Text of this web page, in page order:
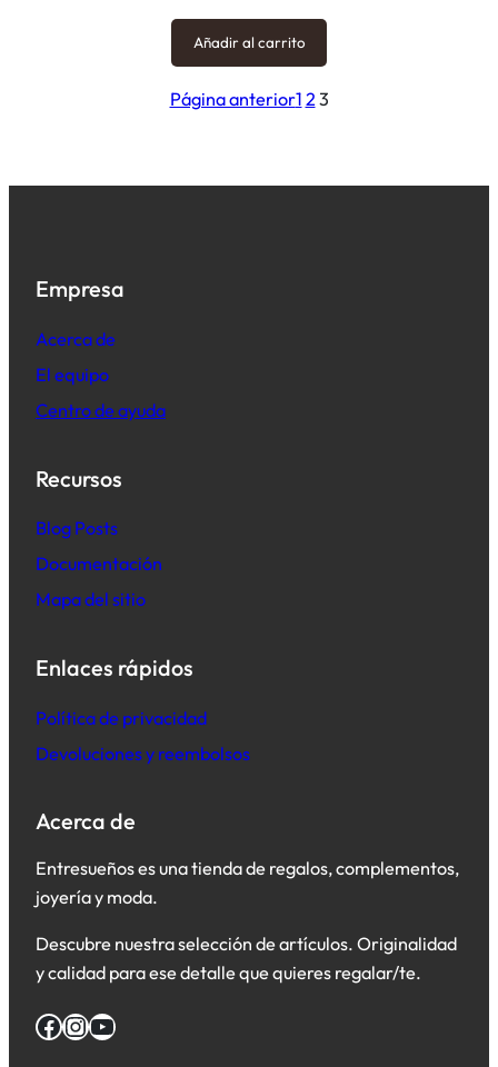
Añadir al carrito
Página anterior1 23
Empresa
Acerca de
El equipo
Centro de ayuda
Recursos
Blog Posts
Documentación
Mapa del sitio
Enlaces rápidos
Política de privacidad
Devoluciones y reembolsos
Acerca de
Entresueños es una tienda de regalos, complementos,
joyería y moda.
Descubre nuestra selección de artículos. Originalidad
y calidad para ese detalle que quieres regalar/te.
Facebook InstagramYouTube